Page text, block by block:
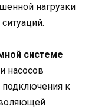
нагрузки
системе
насосов
к